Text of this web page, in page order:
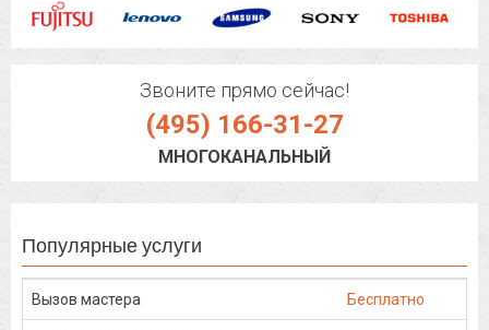
Звоните прямо сейчас!
(495) 166-31-27
МНОГОКАНАЛЬНЫЙ
Популярные услуги
Вызов мастера Бесплатно